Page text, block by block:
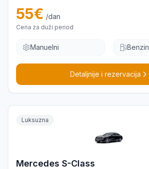
55€ /dan
Cena za duži period
Manuelni Benzin
Detaljnije i rezervacija
Luksuzna
Mercedes S-Class